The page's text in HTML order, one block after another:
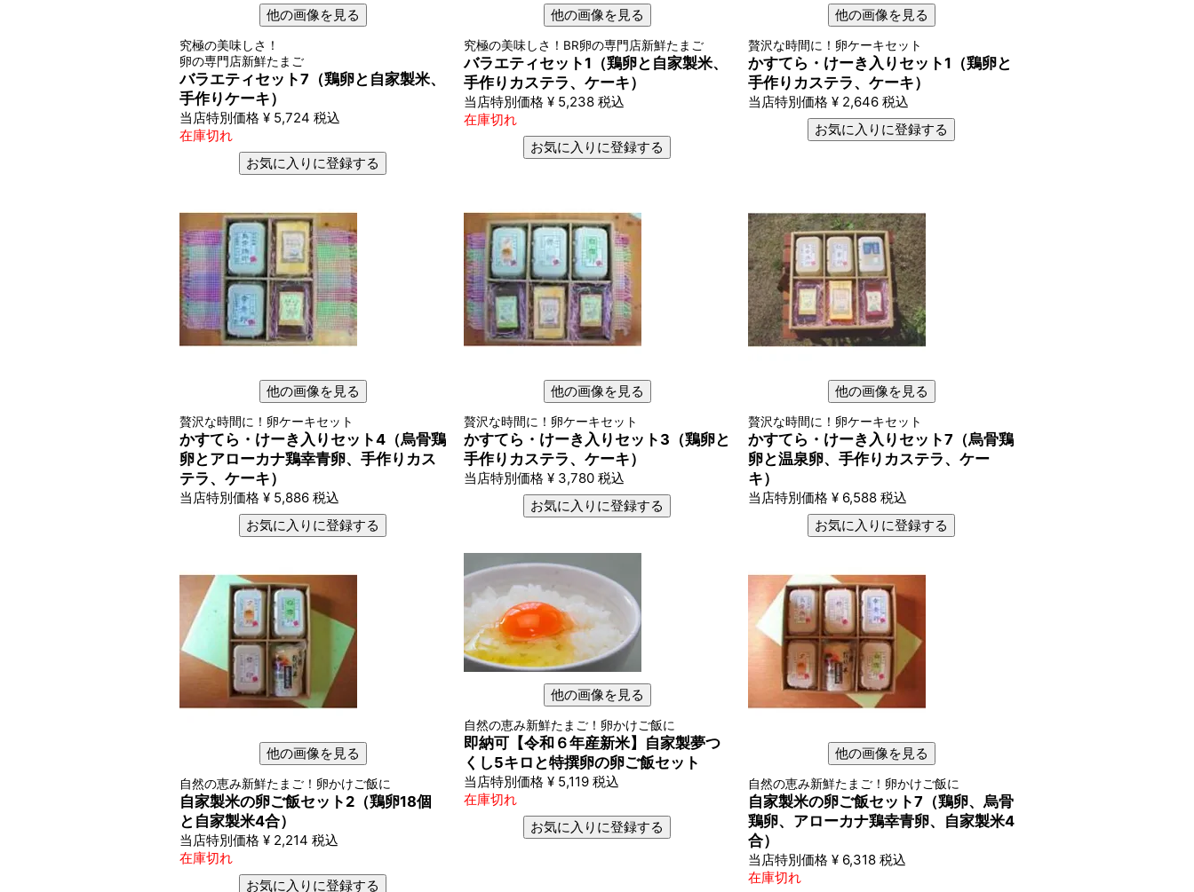
他の画像を見る
究極の美味しさ！
卵の専門店新鮮たまご
バラエティセット7（鶏卵と自家製米、
手作りケーキ）
当店特別価格 ¥ 5,724 税込
在庫切れ
お気に入りに登録する
他の画像を見る
究極の美味しさ！BR卵の専門店新鮮たまご
バラエティセット1（鶏卵と自家製米、
手作りカステラ、ケーキ）
当店特別価格 ¥ 5,238 税込
在庫切れ
お気に入りに登録する
他の画像を見る
贅沢な時間に！卵ケーキセット
かすてら・けーき入りセット1（鶏卵と
手作りカステラ、ケーキ）
当店特別価格 ¥ 2,646 税込
お気に入りに登録する
他の画像を見る
贅沢な時間に！卵ケーキセット
かすてら・けーき入りセット4（烏骨鶏
卵とアローカナ鶏幸青卵、手作りカス
テラ、ケーキ）
当店特別価格 ¥ 5,886 税込
お気に入りに登録する
他の画像を見る
贅沢な時間に！卵ケーキセット
かすてら・けーき入りセット3（鶏卵と
手作りカステラ、ケーキ）
当店特別価格 ¥ 3,780 税込
お気に入りに登録する
他の画像を見る
贅沢な時間に！卵ケーキセット
かすてら・けーき入りセット7（烏骨鶏
卵と温泉卵、手作りカステラ、ケー
キ）
当店特別価格 ¥ 6,588 税込
お気に入りに登録する
他の画像を見る
自然の恵み新鮮たまご！卵かけご飯に
自家製米の卵ご飯セット2（鶏卵18個
と自家製米4合）
当店特別価格 ¥ 2,214 税込
在庫切れ
お気に入りに登録する
他の画像を見る
自然の恵み新鮮たまご！卵かけご飯に
即納可【令和６年産新米】自家製夢つ
くし5キロと特撰卵の卵ご飯セット
当店特別価格 ¥ 5,119 税込
在庫切れ
お気に入りに登録する
他の画像を見る
自然の恵み新鮮たまご！卵かけご飯に
自家製米の卵ご飯セット7（鶏卵、烏骨
鶏卵、アローカナ鶏幸青卵、自家製米4
合）
当店特別価格 ¥ 6,318 税込
在庫切れ